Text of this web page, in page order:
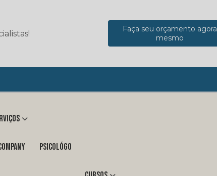
Faça seu orçamento agora
mesmo
Psicológo